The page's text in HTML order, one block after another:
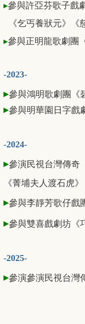
▸參與許亞芬歌子戲
《乞丐養狀元》《
▸參與正明龍歌劇團
-2023-
▸參與鴻明歌劇團《
▸參與明華園日字戲
-2024-
▸參演民視台灣傳奇
《菁埔夫人渡石虎
▸參與李靜芳歌仔戲
▸參與雙喜戲劇坊《
-2025-
▸參演參演民視台灣